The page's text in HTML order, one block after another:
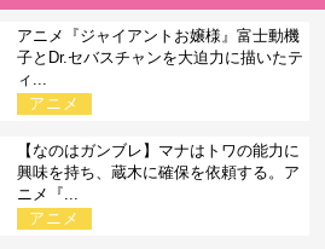
アニメ『ジャイアントお嬢様』富士動機
子とDr.セバスチャンを大迫力に描いたテ
ィ...
アニメ
【なのはガンブレ】マナはトワの能力に
興味を持ち、蔵木に確保を依頼する。ア
ニメ『...
アニメ